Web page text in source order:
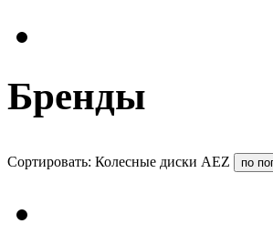
Бренды
Сортировать: Колесные диски AEZ